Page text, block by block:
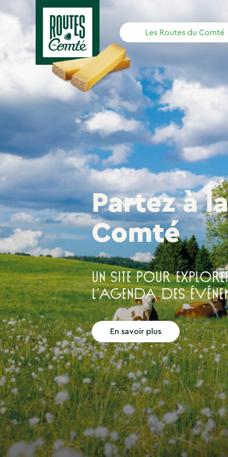
Les Routes du Comté
Partez à
Comté
Un site pour
l’agenda des
En savoir plus